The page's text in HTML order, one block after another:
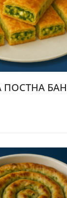
ПОСТНА